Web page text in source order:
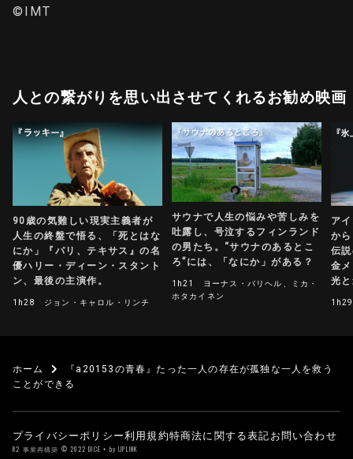
©︎IMT
人との繋がりを思い出させてくれるお勧め映画
90歳の気難しい現実主義者が
人生の終盤で悟る、「死とはな
にか」『パリ、テキサス』の名
優ハリー・ディーン・スタント
ン、最後の主演作。
1h28 ジョン・キャロル・リンチ
サウナで人生の悩みや苦しみを
吐露し、号泣するフィンランド
の男たち。“サウナのあるとこ
ろ”には、「なにか」がある？
1h21
ヨーナス・バリヘル、ミカ・
ホタカイネン
ア
か
伝
金
光
1h29
ホーム
『a20153の青春』たった一人の存在が孤独な一人を救う
ことができる
プライバシーポリシー利用規約特商法に関する表記 お問い合わせ
R2 事業再構築 © 2022 DICE + by UPLINK